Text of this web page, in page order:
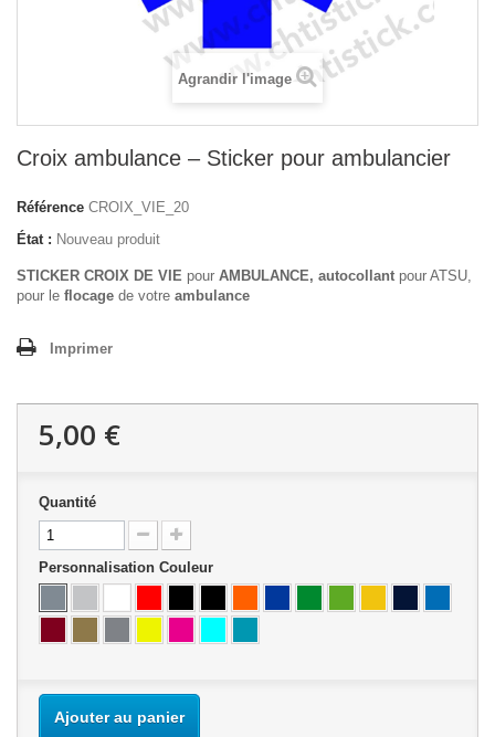
Agrandir l'image
Croix ambulance – Sticker pour ambulancier
Référence CROIX_VIE_20
État : Nouveau produit
STICKER CROIX DE VIE pour AMBULANCE, autocollant pour ATSU,
pour le flocage de votre ambulance
Imprimer
5,00 €
Quantité
Personnalisation Couleur
Ajouter au panier